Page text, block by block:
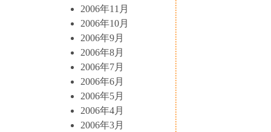
2006年11月
2006年10月
2006年9月
2006年8月
2006年7月
2006年6月
2006年5月
2006年4月
2006年3月